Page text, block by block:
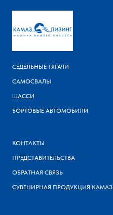
СЕДЕЛЬНЫЕ ТЯГАЧИ
САМОСВАЛЫ
ШАССИ
БОРТОВЫЕ АВТОМОБИЛИ
КОНТАКТЫ
ПРЕДСТАВИТЕЛЬСТВА
ОБРАТНАЯ СВЯЗЬ
СУВЕНИРНАЯ ПРОДУКЦИЯ КАМАЗ